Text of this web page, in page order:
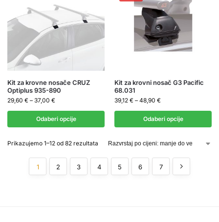
Kit za krovne nosače CRUZ
Optiplus 935-890
29,60 € – 37,00 €
Odaberi opcije
Kit za krovni nosač G3 Pacific
68.031
39,12 € – 48,90 €
Odaberi opcije
Prikazujemo 1–12 od 82 rezultata
1 2 3 4 5 6 7